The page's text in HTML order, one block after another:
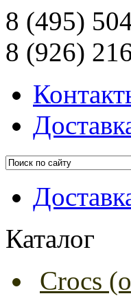
8 (495)
8 (926)
Каталог
Crocs